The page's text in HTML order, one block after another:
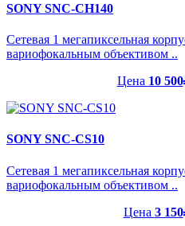
SONY SNC-CH140
Сетевая 1 мегапиксельная
вариофокальным объективом ..
Цена 10 500
SONY SNC-CS10
Сетевая 1 мегапиксельная
вариофокальным объективом ..
Цена 3 150